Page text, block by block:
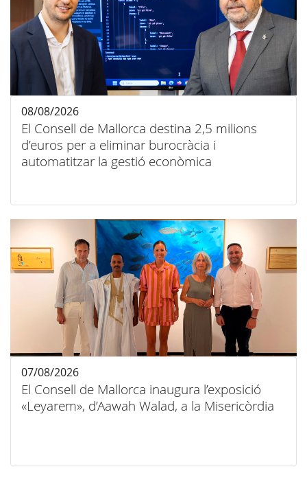
El Consell de Mallorca destina 2,5 milions
d’euros per a eliminar burocràcia i
automatitzar la gestió econòmica
08/08/2026
El Consell de Mallorca inaugura l’exposició
«Leyarem», d’Aawah Walad, a la Misericòrdia
07/08/2026